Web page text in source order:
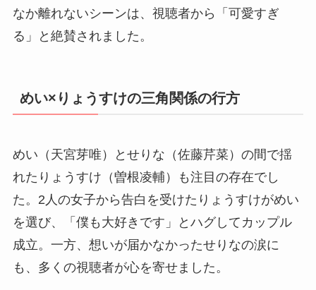
なか離れないシーンは、視聴者から「可愛すぎ
る」と絶賛されました。
めい×りょうすけの三角関係の行方
めい（天宮芽唯）とせりな（佐藤芹菜）の間で揺
れたりょうすけ（曽根凌輔）も注目の存在でし
た。2人の女子から告白を受けたりょうすけがめい
を選び、「僕も大好きです」とハグしてカップル
成立。一方、想いが届かなかったせりなの涙に
も、多くの視聴者が心を寄せました。